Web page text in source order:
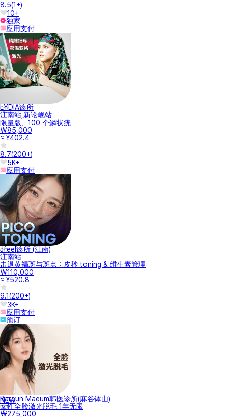
8.5(1+)
10+
独家
应用支付
LYDIA诊所
江南站,新论岘站
限量版，100 个鳞状疣
₩85,000
≈ ¥402.4
8.7(200+)
5K+
应用支付
Jfeel诊所 (江南)
江南站
击退黄褐斑与斑点：皮秒 toning & 维生素管理
₩110,000
≈ ¥520.8
9.1(200+)
3K+
应用支付
预订
NEW
Bareun Maeum韩医诊所(麻谷钵山)
女性全脸激光脱毛 1年无限
₩275,000